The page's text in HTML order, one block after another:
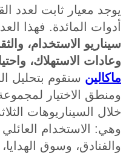
معيار ثابت لعدد
المائدة. فهذا العدد
الاستخدام، والثقافة
الاستهلاك،
سنقوم بتحليل البنية
الاختيار لمجموعة
السيناريوهات الثلاثة
الاستخدام العائلي
وسوق الهدايا،